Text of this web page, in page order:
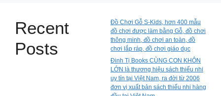
Recent
Posts
Đồ Chơi Gỗ S-Kids, hơn 400 mẫu
đồ chơi được làm bằng Gỗ, đồ chơi
thông minh, đồ chơi an toàn, đồ
chơi lắp ráp, đồ chơi giáo dục
Đinh Tị Books CÙNG CON KHÔN
LỚN là thương hiệu sách thiếu nhi
uy tín tại Việt Nam, ra đời từ 2006
đơn vị xuất bản sách thiếu nhi hàng